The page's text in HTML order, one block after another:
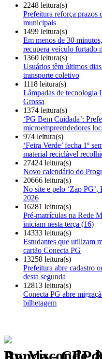
2248 leitura(s)
Prefeitura reforça prazos
municipais
1499 leitura(s)
Em menos de 30
recupera veículo furtado
1360 leitura(s)
Usuários têm últimos
transporte coletivo
1118 leitura(s)
Lâmpadas de tecnologia
Grossa
1374 leitura(s)
‘PG Bem Cuidada’:
microempreendedores
974 leitura(s)
‘Feira Verde’ fecha 1º
material reciclável
27424 leitura(s)
Novo calendário do
20666 leitura(s)
No site e pelo ‘Zap
2026
16281 leitura(s)
Pré-matrículas na Rede
iniciam nesta terça (16)
14333 leitura(s)
Estudantes que utilizam
cartão Conecta PG
13258 leitura(s)
Prefeitura abre cadastro
desta segunda
12813 leitura(s)
Conecta PG abre
bilhetagem